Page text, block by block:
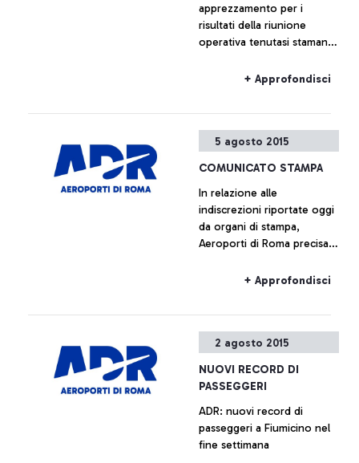
l’aeroporto Leonardo Da
Vinci e le città di Canton e
Wuhan.
+ Approfondisci
apprezzamento per i
risultati della riunione
operativa tenutasi stamane
dell’Enac, alla quale erano
Alitalia e Enav.
+ Approfondisci
5 agosto 2015
COMUNICATO STAMPA
In relazione alle
indiscrezioni riportate oggi
da organi di stampa,
Aeroporti di Roma precisa
di alcun piano immobiliare
all’interno del sedime
+ Approfondisci
2 agosto 2015
NUOVI RECORD DI
PASSEGGERI
ADR: nuovi record di
passeggeri a Fiumicino nel
fine settimana